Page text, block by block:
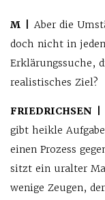
M |
Aber die
doch nicht in
Erklärungssuche,
realistisches Ziel?
FRIEDRICHSEN |
gibt heikle
einen Prozess
sitzt ein uralter
wenige Zeugen,